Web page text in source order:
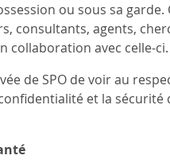
ou sous sa garde.
consultants, agents,
collaboration avec celle-ci.
de SPO de voir au
et la sécurité